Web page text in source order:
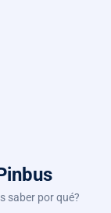
saber por qué?